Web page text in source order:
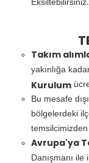
Takım
yakınlığa
Kurulum
Bu mesafe
bölgelerdeki
temsilcimizden
Avrupa'ya
Danışmanı ile